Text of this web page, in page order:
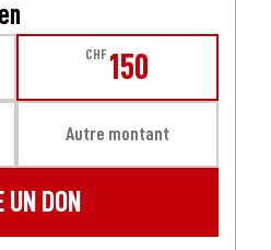
CHF 150
Autre montant
UN DON